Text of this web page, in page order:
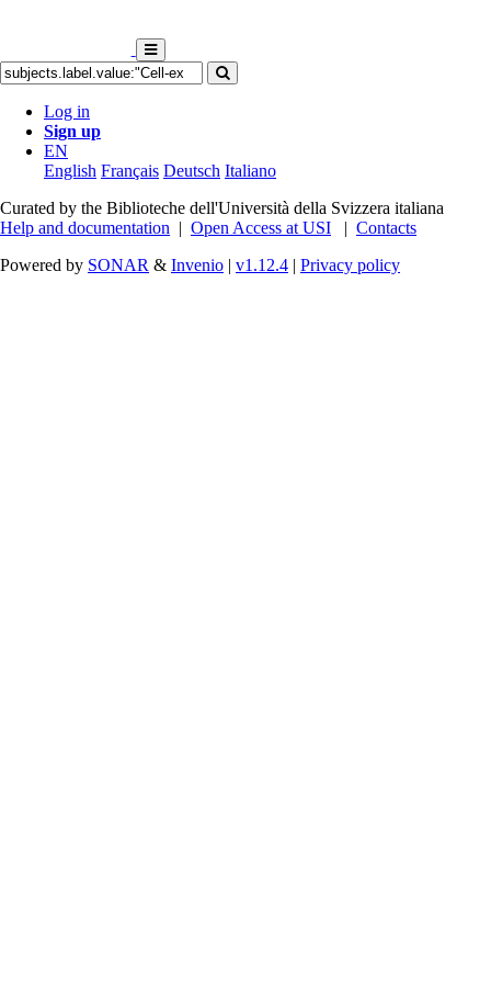
Log in
Sign up
EN
English Français Deutsch Italiano
Curated by the Biblioteche dell'Università della Svizzera italiana
Help and documentation | Open Access at USI | Contacts
Powered by SONAR & Invenio | v1.12.4 | Privacy policy